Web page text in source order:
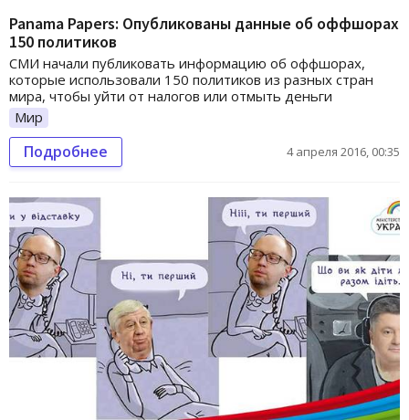
Panama Papers: Опубликованы данные об оффшорах
150 политиков
СМИ начали публиковать информацию об оффшорах,
которые использовали 150 политиков из разных стран
мира, чтобы уйти от налогов или отмыть деньги
Мир
Подробнее 4 апреля 2016, 00:35